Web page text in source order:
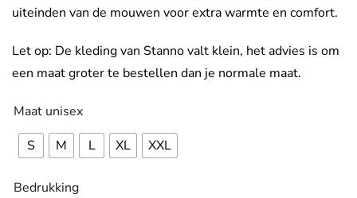
uiteinden van de mouwen voor extra warmte en comfort.
Let op: De kleding van Stanno valt klein, het advies is om
een maat groter te bestellen dan je normale maat.
Maat unisex
S
M L XL XXL
Bedrukking